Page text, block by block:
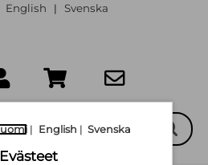
English | Svenska
| English | Svenska
Evästeet